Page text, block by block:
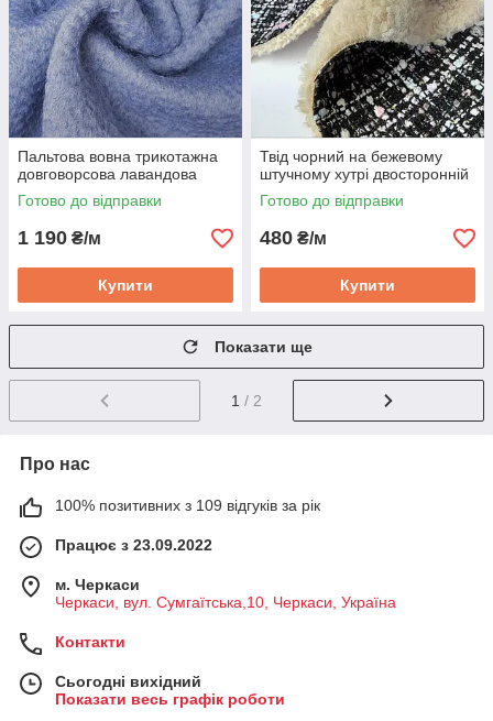
Пальтова вовна трикотажна
довговорсова лавандова
Готово до відправки
1 190 ₴/м
Купити
Твід чорний на бежевому
штучному хутрі двосторонній
Готово до відправки
480 ₴/м
Купити
Показати ще
1 / 2
Про нас
100% позитивних з 109 відгуків за рік
Працює з 23.09.2022
м. Черкаси
Черкаси, вул. Сумгаїтська,10, Черкаси, Україна
Контакти
Сьогодні вихідний
Показати весь графік роботи